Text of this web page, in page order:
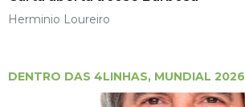
Herminio Loureiro
DENTRO DAS 4LINHAS, MUNDIAL 2026